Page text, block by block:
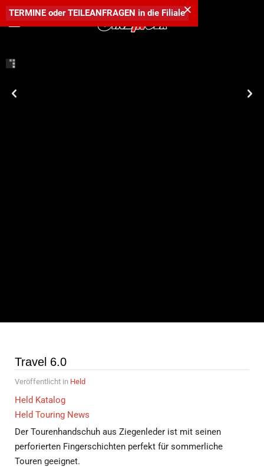
Travel 6.0
Veröffentlicht in Held
Held Katalog
Held Touring News
Der Tourenhandschuh aus Ziegenleder ist mit seinen
perforierten Fingerschichten perfekt für sommerliche
Touren geeignet.
×
TERMINE oderTEILEANFRAGEN in die Filiale